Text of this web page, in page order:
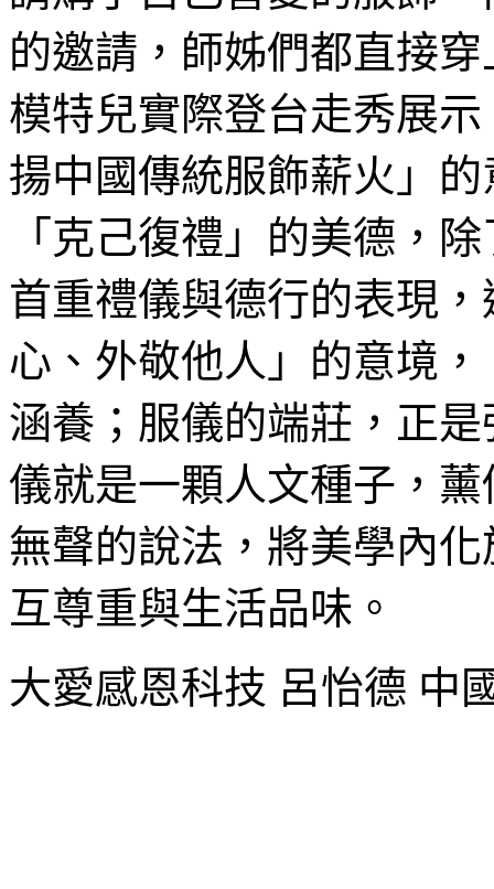
的邀請，師姊們都直接
模特兒實際登台走秀展
揚中國傳統服飾薪火」
「克己復禮」的美德，
首重禮儀與德行的表現
心、外敬他人」的意境
涵養；服儀的端莊，正
儀就是一顆人文種子，
無聲的說法，將美學內
互尊重與生活品味。
大愛感恩科技 呂怡德 中